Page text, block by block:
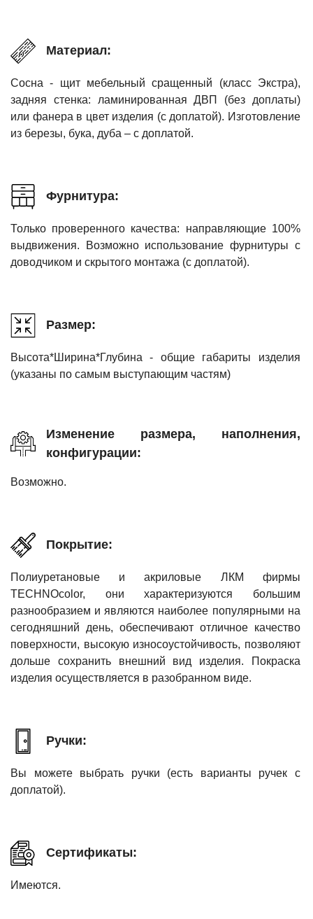
Материал:
Сосна - щит мебельный сращенный (класс Экстра),
задняя стенка: ламинированная ДВП (без доплаты)
или фанера в цвет изделия (с доплатой). Изготовление
из березы, бука, дуба – с доплатой.
Фурнитура:
Только проверенного качества: направляющие 100%
выдвижения. Возможно использование фурнитуры с
доводчиком и скрытого монтажа (с доплатой).
Размер:
Высота*Ширина*Глубина - общие габариты изделия
(указаны по самым выступающим частям)
Изменение размера, наполнения,
конфигурации:
Возможно.
Покрытие:
Полиуретановые и акриловые ЛКМ фирмы
TECHNOcolor, они характеризуются большим
разнообразием и являются наиболее популярными на
сегодняшний день, обеспечивают отличное качество
поверхности, высокую износоустойчивость, позволяют
дольше сохранить внешний вид изделия. Покраска
изделия осуществляется в разобранном виде.
Ручки:
Вы можете выбрать ручки (есть варианты ручек с
доплатой).
Сертификаты:
Имеются.